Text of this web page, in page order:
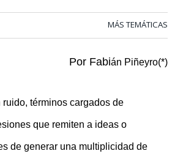
MÁS TEMÁTICAS
Por Fabián Piñeyro(*)
ruido, términos cargados de
que remiten a ideas o
de generar una multiplicidad de